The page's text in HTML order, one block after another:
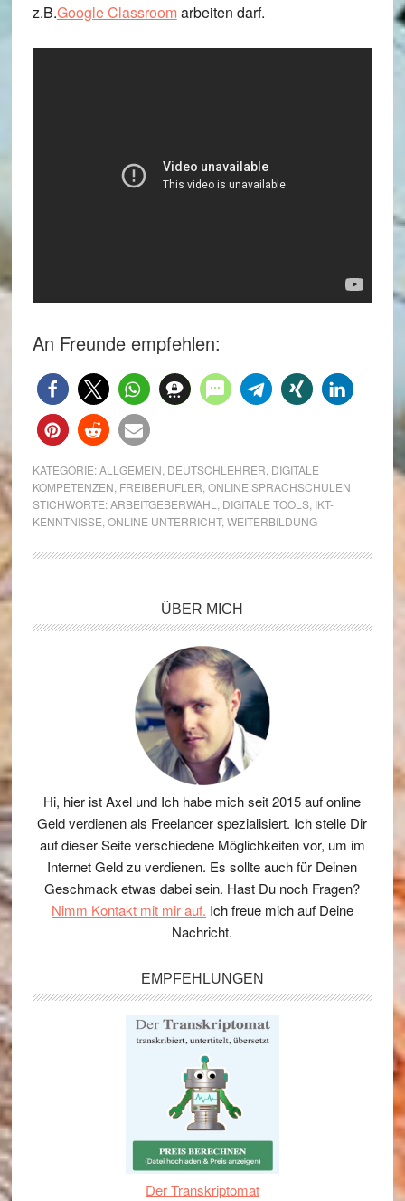
z.B.Google Classroomarbeiten darf.
An Freunde empfehlen:
KATEGORIE:ALLGEMEIN DEUTSCHLEHRER DIGITALE
KOMPETENZEN FREIBERUFLER ONLINE SPRACHSCHULEN
STICHWORTE:ARBEITGEBERWAHL DIGITALE TOOLS, IKT-
KENNTNISSE ONLINE UNTERRICHT, WEITERBILDUNG
ÜBER MICH
Hi, hier ist Axel und Ich habe mich seit 2015 auf online
Geld verdienen als Freelancer spezialisiert. Ich stelle Dir
auf dieser Seite verschiedene Möglichkeiten vor, um im
Internet Geld zu verdienen. Es sollte auch für Deinen
Geschmack etwas dabei sein. Hast Du noch Fragen?
Nimm Kontakt mit mir auf. Ich freue mich auf Deine
Nachricht.
EMPFEHLUNGEN
Der Transkriptomat